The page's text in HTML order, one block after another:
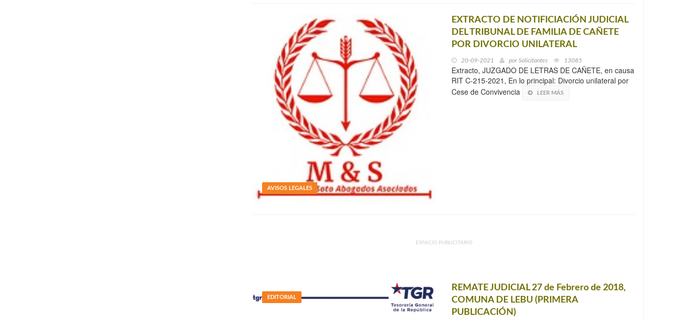
AVISOS LEGALES
EXTRACTO DE NOTIFICIACIÓN JUDICIAL
DEL TRIBUNAL DE FAMILIA DE CAÑETE
POR DIVORCIO UNILATERAL
20-09-2021 por Solicitantes 13085
Extracto, JUZGADO DE LETRAS DE CAÑETE, en causa
RIT C-215-2021, En lo principal: Divorcio unilateral por
Cese de Convivencia
LEER MÁS
ESPACIO PUBLICITARIO
EDITORIAL
REMATE JUDICIAL 27 de Febrero de 2018,
COMUNA DE LEBU (PRIMERA
PUBLICACIÓN)